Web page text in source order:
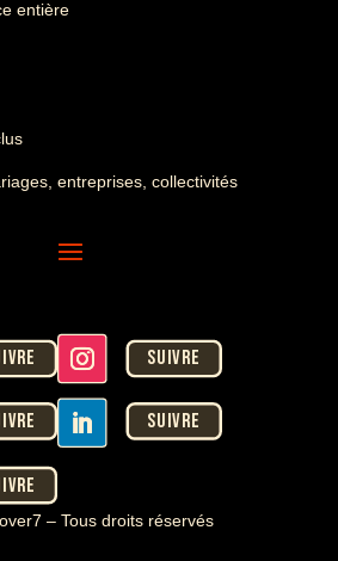
entière
entreprises, collectivités
Suivre
Suivre
– Tous droits réservés